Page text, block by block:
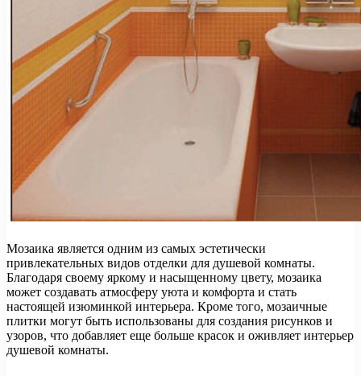
Мозаика является одним из самых эстетически
привлекательных видов отделки для душевой комнаты.
Благодаря своему яркому и насыщенному цвету, мозаика
может создавать атмосферу уюта и комфорта и стать
настоящей изюминкой интерьера. Кроме того, мозаичные
плитки могут быть использованы для создания рисунков и
узоров, что добавляет еще больше красок и оживляет интерьер
душевой комнаты.